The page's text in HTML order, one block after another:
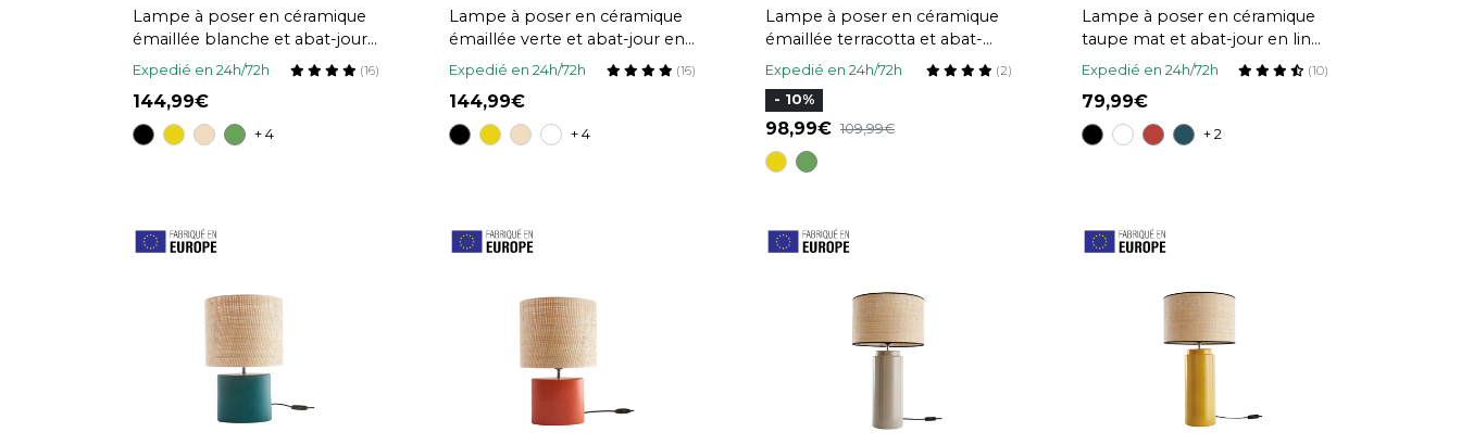
Lampe à poser en céramique
émaillée blanche et abat-jour
en raphia naturel H64 cm
MAJES
Expedié en 24h/72h (16)
144,99
+ 4
Lampe à poser en céramique
émaillée verte et abat-jour en
raphia naturel H64 cm MAJES
Expedié en 24h/72h (16)
144,99
+ 4
Lampe à poser en céramique
émaillée terracotta et abat-
jour écru H53 cm BERRO
Expedié en 24h/72h (2)
- 10%
98,99 109,99
Lampe à poser en céramique
taupe mat et abat-jour en lin
naturel TIGA
Expedié en 24h/72h (10)
79,99
+ 2